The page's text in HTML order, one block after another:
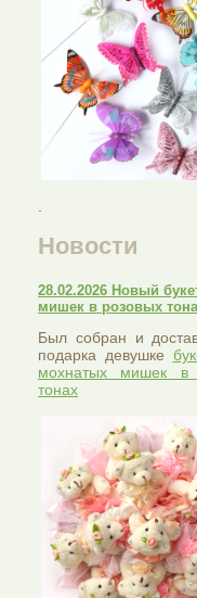
Новости
28.02.2026 Новый
мишек в розовых
Был собран и
подарка девушке
мохнатых мишек в
тонах